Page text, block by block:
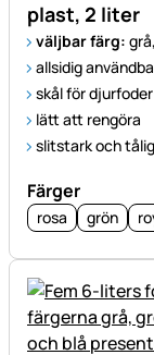
plast, 2 liter
väljbar färg:
allsidig
skål för
lätt att rengöra
slitstark och tålig
Färger
rosa grön